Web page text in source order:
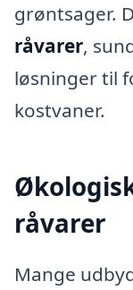
grøntsager.
råvarer,
løsninger til
kostvaner.
råvarer
Mange